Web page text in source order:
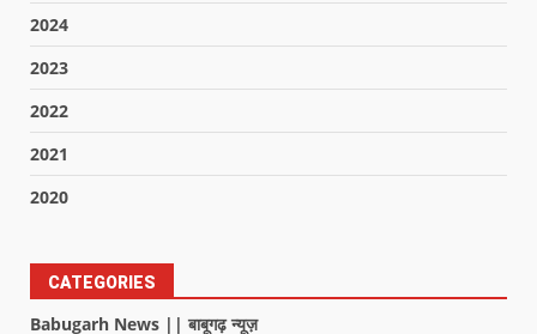
2024
2023
2022
2021
2020
CATEGORIES
Babugarh News || बाबूगढ़ न्यूज़